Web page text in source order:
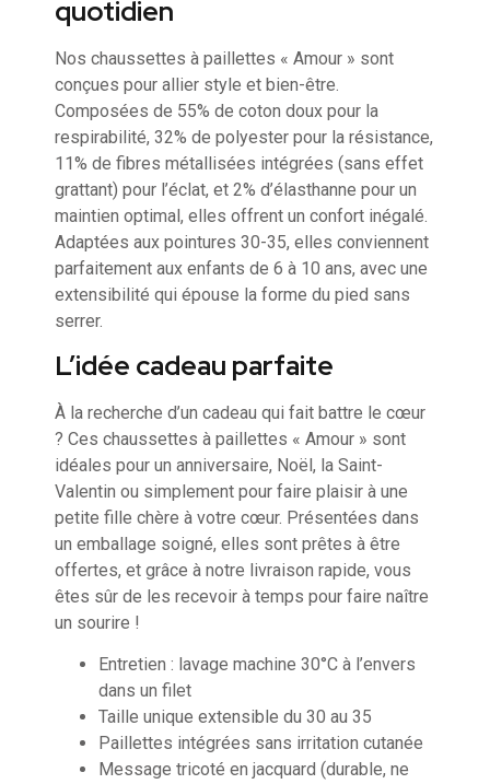
quotidien
Nos chaussettes à paillettes « Amour » sont
conçues pour allier style et bien-être.
Composées de 55% de coton doux pour la
respirabilité, 32% de polyester pour la résistance,
11% de fibres métallisées intégrées (sans effet
grattant) pour l’éclat, et 2% d’élasthanne pour un
maintien optimal, elles offrent un confort inégalé.
Adaptées aux pointures 30-35, elles conviennent
parfaitement aux enfants de 6 à 10 ans, avec une
extensibilité qui épouse la forme du pied sans
serrer.
L’idée cadeau parfaite
À la recherche d’un cadeau qui fait battre le cœur
? Ces chaussettes à paillettes « Amour » sont
idéales pour un anniversaire, Noël, la Saint-
Valentin ou simplement pour faire plaisir à une
petite fille chère à votre cœur. Présentées dans
un emballage soigné, elles sont prêtes à être
offertes, et grâce à notre livraison rapide, vous
êtes sûr de les recevoir à temps pour faire naître
un sourire !
Entretien : lavage machine 30°C à l’envers
dans un filet
Taille unique extensible du 30 au 35
Paillettes intégrées sans irritation cutanée
Message tricoté en jacquard (durable, ne